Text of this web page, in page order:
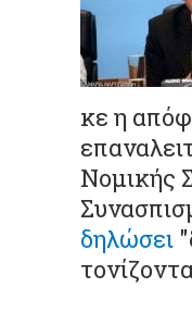
κε η
Νομικής
δηλώσει